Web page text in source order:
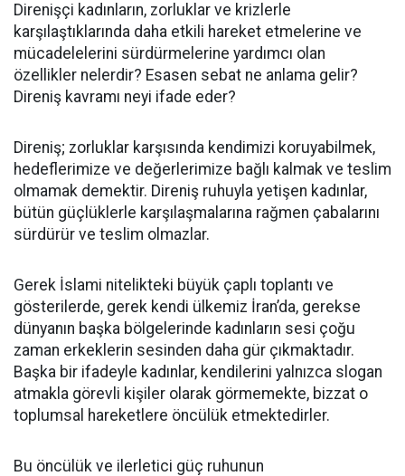
Direnişçi kadınların, zorluklar ve krizlerle
karşılaştıklarında daha etkili hareket etmelerine ve
mücadelelerini sürdürmelerine yardımcı olan
özellikler nelerdir? Esasen sebat ne anlama gelir?
Direniş kavramı neyi ifade eder?
Direniş; zorluklar karşısında kendimizi koruyabilmek,
hedeflerimize ve değerlerimize bağlı kalmak ve teslim
olmamak demektir. Direniş ruhuyla yetişen kadınlar,
bütün güçlüklerle karşılaşmalarına rağmen çabalarını
sürdürür ve teslim olmazlar.
Gerek İslami nitelikteki büyük çaplı toplantı ve
gösterilerde, gerek kendi ülkemiz İran’da, gerekse
dünyanın başka bölgelerinde kadınların sesi çoğu
zaman erkeklerin sesinden daha gür çıkmaktadır.
Başka bir ifadeyle kadınlar, kendilerini yalnızca slogan
atmakla görevli kişiler olarak görmemekte, bizzat o
toplumsal hareketlere öncülük etmektedirler.
Bu öncülük ve ilerletici güç ruhunun